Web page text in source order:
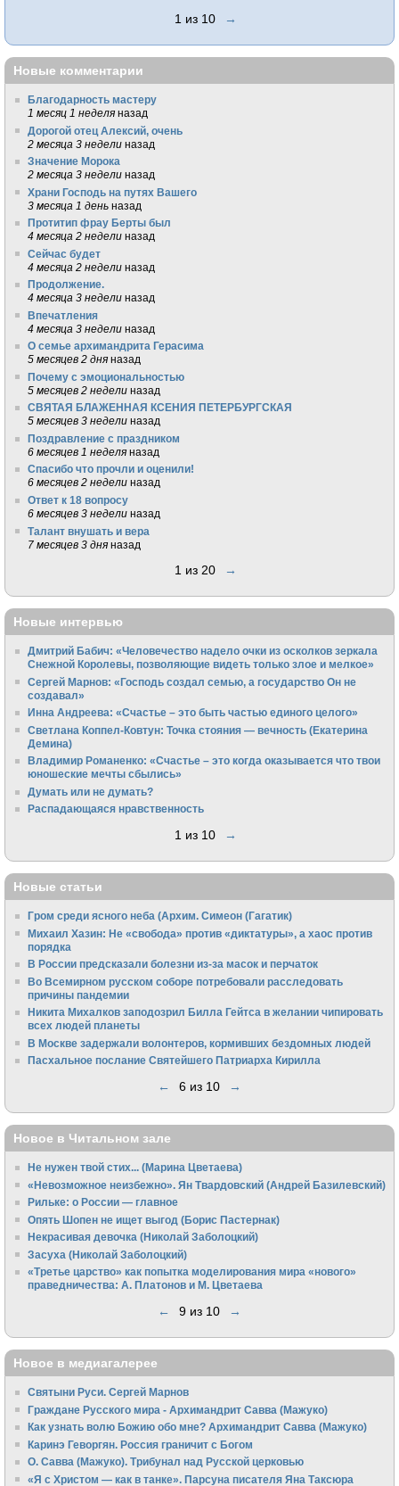
1 из 10 →
Новые комментарии
Благодарность мастеру
1 месяц 1 неделя назад
Дорогой отец Алексий, очень
2 месяца 3 недели назад
Значение Морока
2 месяца 3 недели назад
Храни Господь на путях Вашего
3 месяца 1 день назад
Протитип фрау Берты был
4 месяца 2 недели назад
Сейчас будет
4 месяца 2 недели назад
Продолжение.
4 месяца 3 недели назад
Впечатления
4 месяца 3 недели назад
О семье архимандрита Герасима
5 месяцев 2 дня назад
Почему с эмоциональностью
5 месяцев 2 недели назад
СВЯТАЯ БЛАЖЕННАЯ КСЕНИЯ ПЕТЕРБУРГСКАЯ
5 месяцев 3 недели назад
Поздравление с праздником
6 месяцев 1 неделя назад
Спасибо что прочли и оценили!
6 месяцев 2 недели назад
Ответ к 18 вопросу
6 месяцев 3 недели назад
Талант внушать и вера
7 месяцев 3 дня назад
1 из 20 →
Новые интервью
Дмитрий Бабич: «Человечество надело очки из осколков зеркала
Снежной Королевы, позволяющие видеть только злое и мелкое»
Сергей Марнов: «Господь создал семью, а государство Он не
создавал»
Инна Андреева: «Счастье – это быть частью единого целого»
Светлана Коппел-Ковтун: Точка стояния — вечность (Екатерина
Демина)
Владимир Романенко: «Счастье – это когда оказывается что твои
юношеские мечты сбылись»
Думать или не думать?
Распадающаяся нравственность
1 из 10 →
Новые статьи
Гром среди ясного неба (Архим. Симеон (Гагатик)
Михаил Хазин: Не «свобода» против «диктатуры», а хаос против
порядка
В России предсказали болезни из-за масок и перчаток
Во Всемирном русском соборе потребовали расследовать
причины пандемии
Никита Михалков заподозрил Билла Гейтса в желании чипировать
всех людей планеты
В Москве задержали волонтеров, кормивших бездомных людей
Пасхальное послание Святейшего Патриарха Кирилла
← 6 из 10 →
Новое в Читальном зале
Не нужен твой стих... (Марина Цветаева)
«Невозможное неизбежно». Ян Твардовский (Андрей Базилевский)
Рильке: о России — главное
Опять Шопен не ищет выгод (Борис Пастернак)
Некрасивая девочка (Николай Заболоцкий)
Засуха (Николай Заболоцкий)
«Третье царство» как попытка моделирования мира «нового»
праведничества: А. Платонов и М. Цветаева
← 9 из 10 →
Новое в медиагалерее
Святыни Руси. Сергей Марнов
Граждане Русского мира - Архимандрит Савва (Мажуко)
Как узнать волю Божию обо мне? Архимандрит Савва (Мажуко)
Каринэ Геворгян. Россия граничит с Богом
О. Савва (Мажуко). Трибунал над Русской церковью
«Я с Христом — как в танке». Парсуна писателя Яна Таксюра